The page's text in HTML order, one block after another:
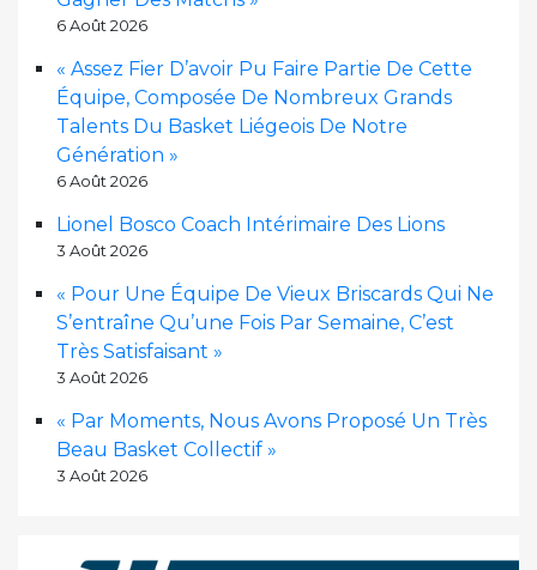
6 Août 2026
« Assez Fier D’avoir Pu Faire Partie De Cette
Équipe, Composée De Nombreux Grands
Talents Du Basket Liégeois De Notre
Génération »
6 Août 2026
Lionel Bosco Coach Intérimaire Des Lions
3 Août 2026
« Pour Une Équipe De Vieux Briscards Qui Ne
S’entraîne Qu’une Fois Par Semaine, C’est
Très Satisfaisant »
3 Août 2026
« Par Moments, Nous Avons Proposé Un Très
Beau Basket Collectif »
3 Août 2026